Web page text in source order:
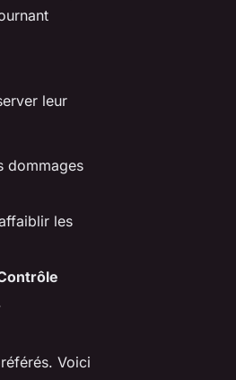
leur
dommages
les
Voici